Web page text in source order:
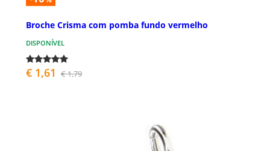
Broche Crisma com pomba fundo vermelho
DISPONÍVEL
€ 1,61 € 1,79